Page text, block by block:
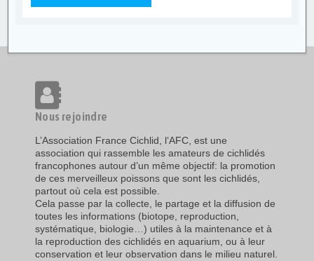
Nous rejoindre
L’Association France Cichlid, l‘AFC, est une
association qui rassemble les amateurs de cichlidés
francophones autour d’un même objectif: la promotion
de ces merveilleux poissons que sont les cichlidés,
partout où cela est possible.
Cela passe par la collecte, le partage et la diffusion de
toutes les informations (biotope, reproduction,
systématique, biologie…) utiles à la maintenance et à
la reproduction des cichlidés en aquarium, ou à leur
conservation et leur observation dans le milieu naturel.